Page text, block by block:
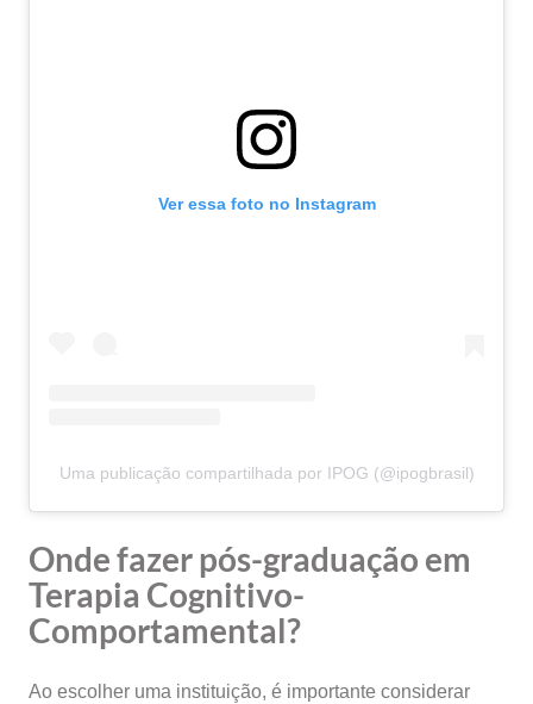
Ver essa foto no Instagram
Uma publicação compartilhada por IPOG (@ipogbrasil)
Onde fazer pós-graduação em
Terapia Cognitivo-
Comportamental?
Ao escolher uma instituição, é importante considerar